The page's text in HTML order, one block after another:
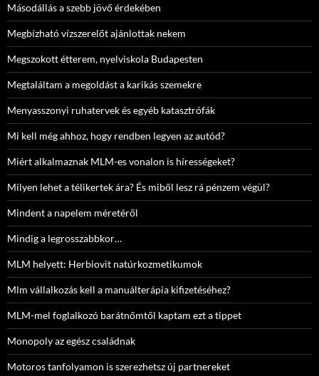
Másodállás a szebb jövő érdekében
Megbízható vízszerelőt ajánlottak nekem
Megszokott étterem, nyelviskola Budapesten
Megtaláltam a megoldást a karikás szemekre
Menyasszonyi ruhatervek és egyéb katasztrófák
Mi kell még ahhoz, hogy rendben legyen az autód?
Miért alkalmaznak MLM-es vonalon is hírességeket?
Milyen lehet a télikertek ára? És miből lesz rá pénzem végül?
Mindent a napelem méretéről
Mindig a legrosszabbkor…
MLM helyett: Herbiovit natúrkozmetikumok
Mlm vállalkozás kell a manuálterápia kifizetéséhez?
MLM-mel foglalkozó barátnőmtől kaptam ezt a tippet
Monopoly az egész családnak
Motoros tanfolyamon is szerezhetsz új partnereket